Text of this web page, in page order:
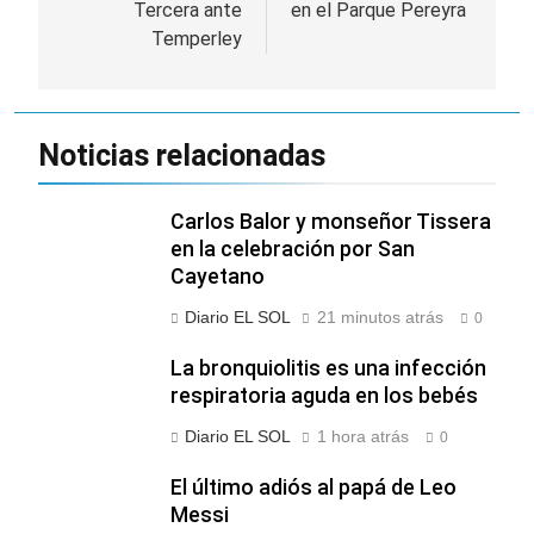
entradas
Tercera ante
Temperley
en el Parque Pereyra
Noticias relacionadas
Carlos Balor y monseñor Tissera
en la celebración por San
Cayetano
Diario EL SOL 21 minutos atrás 0
La bronquiolitis es una infección
respiratoria aguda en los bebés
Diario EL SOL 1 hora atrás 0
El último adiós al papá de Leo
Messi